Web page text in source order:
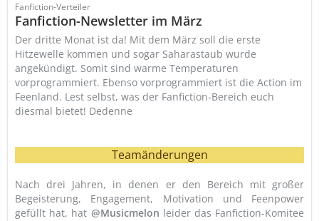
Fanfiction-Verteiler
Fanfiction-Newsletter im März
Der dritte Monat ist da! Mit dem März soll die erste
Hitzewelle kommen und sogar Saharastaub wurde
angekündigt. Somit sind warme Temperaturen
vorprogrammiert. Ebenso vorprogrammiert ist die Action im
Feenland. Lest selbst, was der Fanfiction-Bereich euch
diesmal bietet! Dedenne
Teamänderungen
Nach drei Jahren, in denen er den Bereich mit großer
Begeisterung, Engagement, Motivation und Feenpower
gefüllt hat, hat @Musicmelon leider das Fanfiction-Komitee